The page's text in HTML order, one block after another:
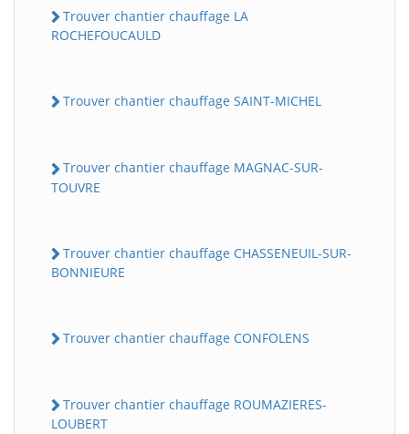
Trouver chantier chauffage LA
ROCHEFOUCAULD
Trouver chantier chauffage SAINT-MICHEL
Trouver chantier chauffage MAGNAC-SUR-
TOUVRE
Trouver chantier chauffage CHASSENEUIL-SUR-
BONNIEURE
Trouver chantier chauffage CONFOLENS
Trouver chantier chauffage ROUMAZIERES-
LOUBERT